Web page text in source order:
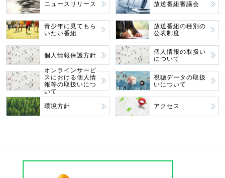
ニュースリリース 放送番組審議会
青少年に見てもら
いたい番組
放送番組の種別の
公表制度
個人情報保護方針
個人情報の取扱い
について
オンラインサービ
スにおける個人情
報等の取扱いにつ
いて
視聴データの取扱
いについて
環境方針 アクセス